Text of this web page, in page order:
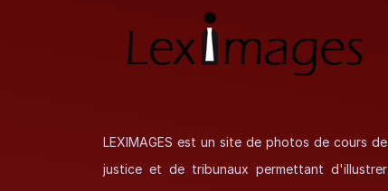
LEXIMAGES est un site de photos de cours de
justice et de tribunaux permettant d'illustrer